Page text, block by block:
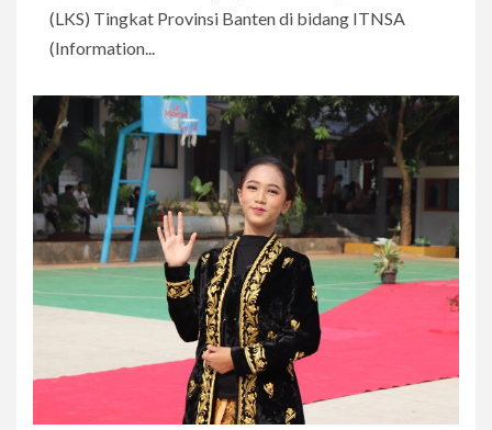
(LKS) Tingkat Provinsi Banten di bidang ITNSA
(Information...